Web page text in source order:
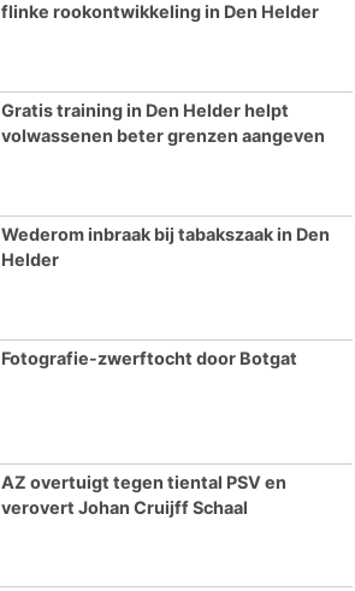
flinke rookontwikkeling in Den Helder
Gratis training in Den Helder helpt
volwassenen beter grenzen aangeven
Wederom inbraak bij tabakszaak in Den
Helder
Fotografie-zwerftocht door Botgat
AZ overtuigt tegen tiental PSV en
verovert Johan Cruijff Schaal